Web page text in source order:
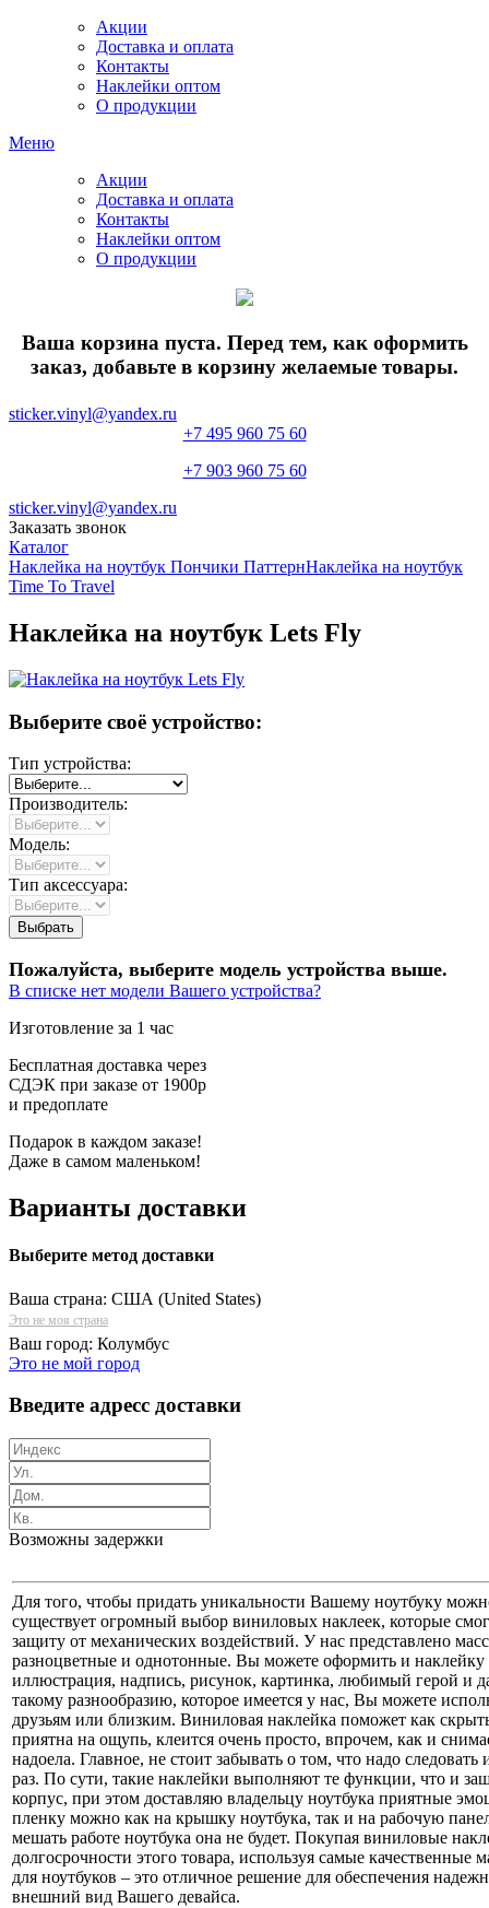
Акции
Доставка и оплата
Контакты
Наклейки оптом
О продукции
Меню
Акции
Доставка и оплата
Контакты
Наклейки оптом
О продукции
Ваша корзина пуста. Перед тем, как оформить
заказ, добавьте в корзину желаемые товары.
sticker.vinyl@yandex.ru
+7 495 960 75 60
+7 903 960 75 60
sticker.vinyl@yandex.ru
Заказать звонок
Каталог
Наклейка на ноутбук Пончики ПаттернНаклейка на ноутбук
Time To Travel
Наклейка на ноутбук Lets Fly
Выберите своё устройство:
Тип устройства:
Производитель:
Модель:
Тип аксессуара:
Пожалуйста, выберите модель устройства выше.
В списке нет модели Вашего устройства?
Изготовление за 1 час
Бесплатная доставка через
СДЭК при заказе от 1900р
и предоплате
Подарок в каждом заказе!
Даже в самом маленьком!
Варианты доставки
Выберите метод доставки
Ваша страна: США (United States)
Это не моя страна
Ваш город: Колумбус
Это не мой город
Введите адресс доставки
Возможны задержки
Для того, чтобы придать уникальности Вашему ноутбуку
существует огромный выбор виниловых наклеек, которые
защиту от механических воздействий. У нас представлено
разноцветные и однотонные. Вы можете оформить и
иллюстрация, надпись, рисунок, картинка, любимый герой и
такому разнообразию, которое имеется у нас, Вы можете
друзьям или близким. Виниловая наклейка поможет как
приятна на ощупь, клеится очень просто, впрочем, как и
надоела. Главное, не стоит забывать о том, что надо
раз. По сути, такие наклейки выполняют те функции, что и
корпус, при этом доставляю владельцу ноутбука приятные
пленку можно как на крышку ноутбука, так и на рабочую
мешать работе ноутбука она не будет. Покупая виниловые
долгосрочности этого товара, используя самые
для ноутбуков – это отличное решение для обеспечения
внешний вид Вашего девайса.